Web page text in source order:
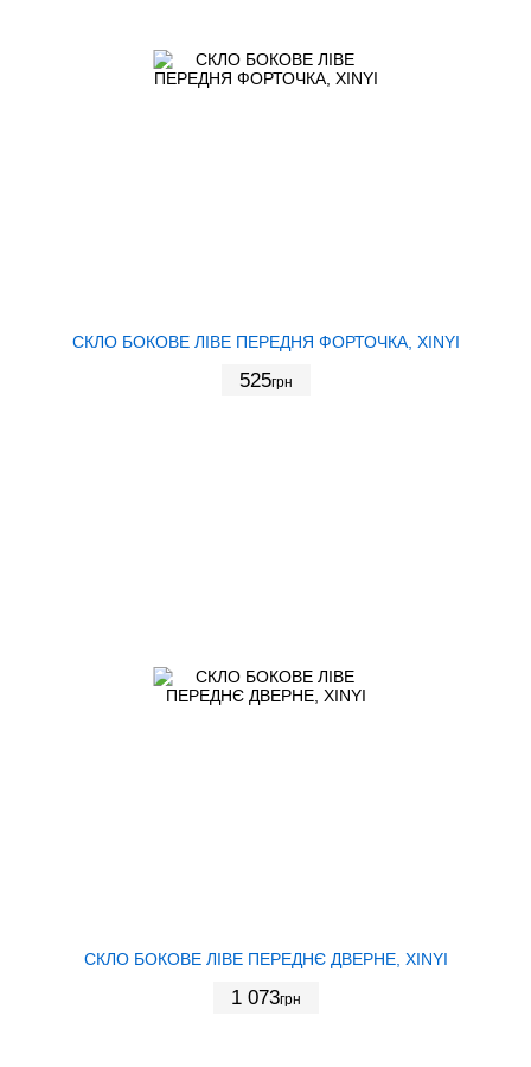
СКЛО БОКОВЕ ЛІВЕ ПЕРЕДНЯ ФОРТОЧКА, XINYI
525грн
СКЛО БОКОВЕ ЛІВЕ ПЕРЕДНЄ ДВЕРНЕ, XINYI
1 073грн